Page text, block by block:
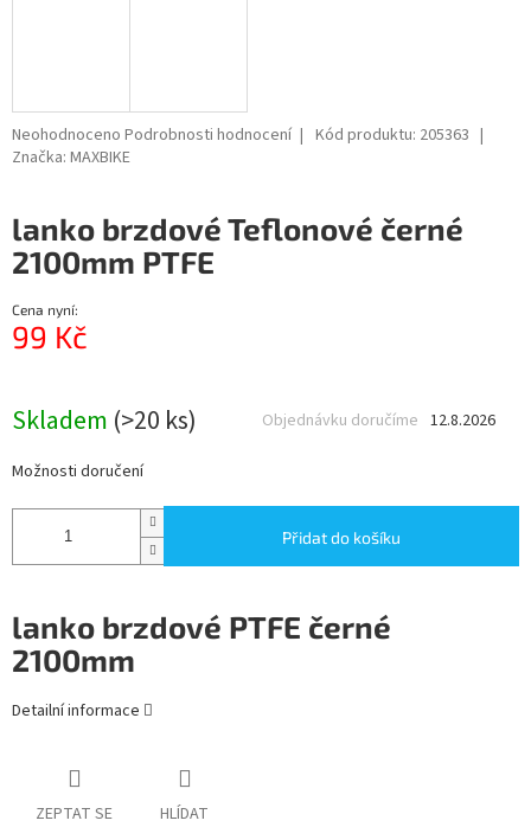
Průměrné
hodnocení
0,0
z
5
Neohodnoceno Podrobnosti hodnocení Kód produktu: 205363
Značka: MAXBIKE
lanko brzdové Teflonové černé
2100mm PTFE
Cena nyní:
99 Kč
Skladem (>20 ks) 12.8.2026
Objednávku doručíme
Možnosti doručení
Přidat do košíku
lanko brzdové PTFE černé
2100mm
Detailní informace
ZEPTAT SE HLÍDAT